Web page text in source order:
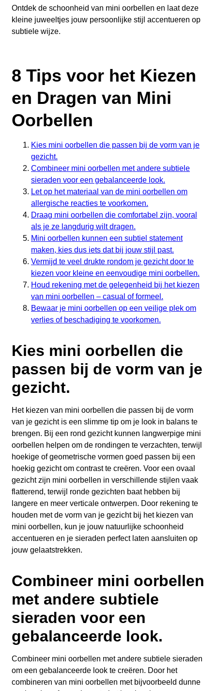
Ontdek de schoonheid van mini oorbellen en laat deze
kleine juweeltjes jouw persoonlijke stijl accentueren op
subtiele wijze.
8 Tips voor het Kiezen
en Dragen van Mini
Oorbellen
Kies mini oorbellen die passen bij de vorm van je
gezicht.
Combineer mini oorbellen met andere subtiele
sieraden voor een gebalanceerde look.
Let op het materiaal van de mini oorbellen om
allergische reacties te voorkomen.
Draag mini oorbellen die comfortabel zijn, vooral
als je ze langdurig wilt dragen.
Mini oorbellen kunnen een subtiel statement
maken, kies dus iets dat bij jouw stijl past.
Vermijd te veel drukte rondom je gezicht door te
kiezen voor kleine en eenvoudige mini oorbellen.
Houd rekening met de gelegenheid bij het kiezen
van mini oorbellen – casual of formeel.
Bewaar je mini oorbellen op een veilige plek om
verlies of beschadiging te voorkomen.
Kies mini oorbellen die
passen bij de vorm van je
gezicht.
Het kiezen van mini oorbellen die passen bij de vorm
van je gezicht is een slimme tip om je look in balans te
brengen. Bij een rond gezicht kunnen langwerpige mini
oorbellen helpen om de rondingen te verzachten, terwijl
hoekige of geometrische vormen goed passen bij een
hoekig gezicht om contrast te creëren. Voor een ovaal
gezicht zijn mini oorbellen in verschillende stijlen vaak
flatterend, terwijl ronde gezichten baat hebben bij
langere en meer verticale ontwerpen. Door rekening te
houden met de vorm van je gezicht bij het kiezen van
mini oorbellen, kun je jouw natuurlijke schoonheid
accentueren en je sieraden perfect laten aansluiten op
jouw gelaatstrekken.
Combineer mini oorbellen
met andere subtiele
sieraden voor een
gebalanceerde look.
Combineer mini oorbellen met andere subtiele sieraden
om een gebalanceerde look te creëren. Door het
combineren van mini oorbellen met bijvoorbeeld dunne